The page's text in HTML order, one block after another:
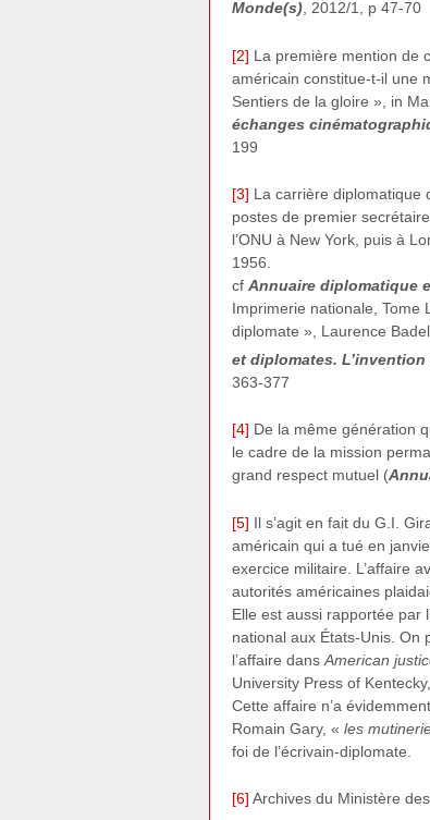
Monde(s), 2012/1, p 47-70
[2] La première mention de
américain constitue-t-il une
Sentiers de la gloire », in
échanges
199
[3] La carrière diplomatique
postes de premier
l’ONU à New York, puis à
1956.
cf Annuaire diplomatique
Imprimerie nationale, Tome
diplomate », Laurence
et diplomates. L’invention
363-377
[4] De la même génération
le cadre de la mission
grand respect mutuel (
[5] Il s’agit en fait du G.I.
américain qui a tué en
exercice militaire. L’affaire
autorités américaines
Elle est aussi rapportée par
national aux États-Unis. On
l’affaire dans American
University Press of
Cette affaire n’a
Romain Gary, « les
foi de l’écrivain-diplomate.
[6] Archives du Ministère